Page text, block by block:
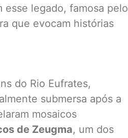
legado, famosa pelo
que evocam histórias
do Rio Eufrates,
submersa após a
mosaicos
de Zeugma, um dos